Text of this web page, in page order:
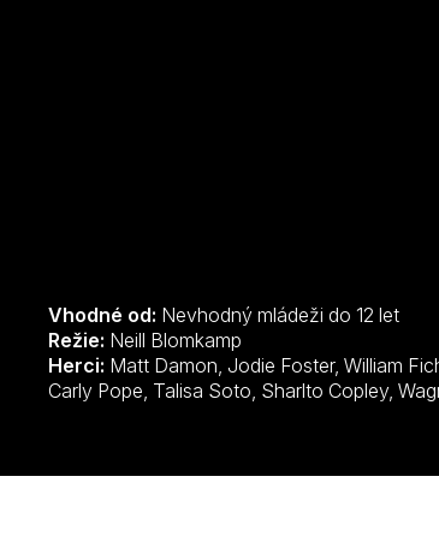
Vhodné od: Nevhodný mládeži do 12 let
Režie: Neill Blomkamp
Herci: